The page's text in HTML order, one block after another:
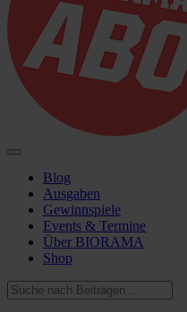
Blog
Ausgaben
Gewinnspiele
Events & Termine
Über BIORAMA
Shop